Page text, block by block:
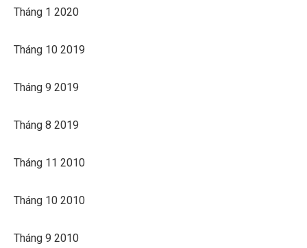
Tháng 1 2020
Tháng 10 2019
Tháng 9 2019
Tháng 8 2019
Tháng 11 2010
Tháng 10 2010
Tháng 9 2010